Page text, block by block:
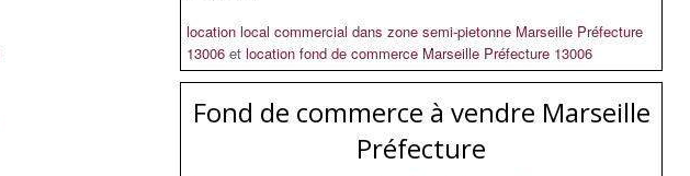
location local commercial dans zone semi-pietonne Marseille Préfecture
13006etlocation fond de commerce Marseille Préfecture 13006
Fond de commerce à vendre Marseille
Préfecture